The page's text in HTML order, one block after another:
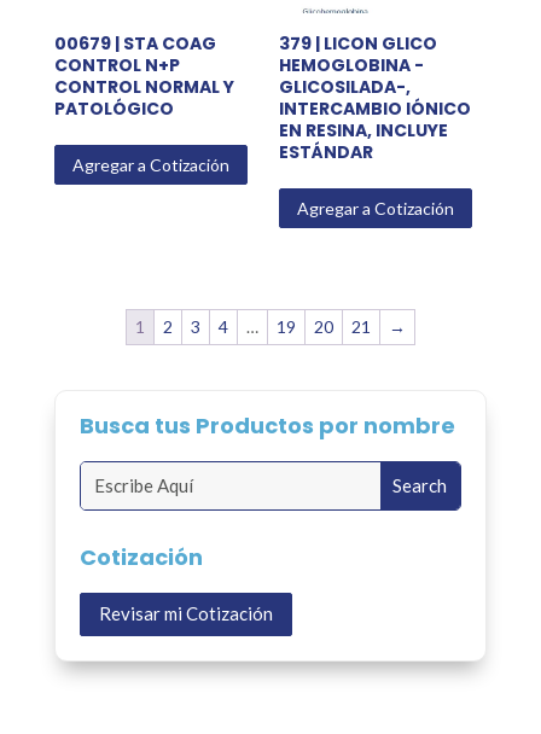
00679 | STA COAG
CONTROL N+P
CONTROL NORMAL Y
PATOLÓGICO
Agregar a Cotización
379 | LICON GLICO
HEMOGLOBINA -
GLICOSILADA-,
INTERCAMBIO IÓNICO
EN RESINA, INCLUYE
ESTÁNDAR
Agregar a Cotización
1 2 3 4 … 19 20 21 →
Busca tus Productos por nombre
Cotización
Revisar mi Cotización